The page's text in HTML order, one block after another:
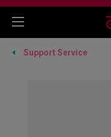
Support Service